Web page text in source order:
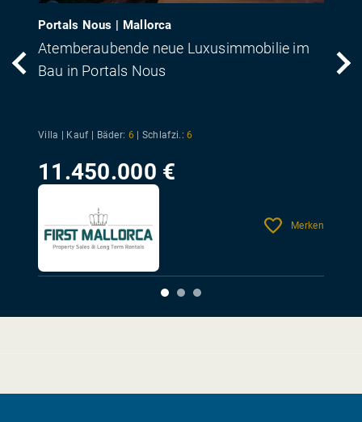
Portals Nous | Mallorca
Atemberaubende neue Luxusimmobilie im
Bau in Portals Nous
Villa | Kauf | Bäder: 6 Schlafzi.: 6
11.450.000 €
Merken